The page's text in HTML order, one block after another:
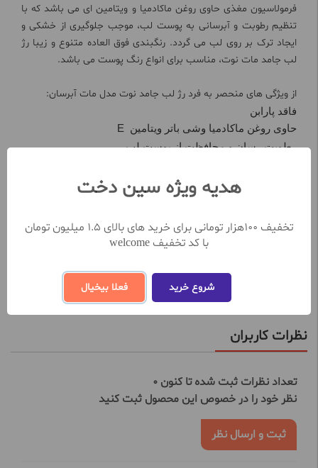
فرمولاسیون مغذی حاوی روغن ماکادمیا و ویتامین ای می باشد که با
تنظیم رطوبت و آبرسانی به پوست لب، موجب جلوگیری از خشکی و
ایجاد ترک بر روی لب می گردد. رنگبندی فوق العاده متنوع و زیبا رژ
لب جامد مات نوت، مناسب برای انواع رنگ پوست می باشد.
از ویژگی های منحصر به فرد رژ لب جامد نوت مدل مات آبرسان:
فاقد پارابن
حاوی روغن ماکادمیا وشی باتر ویتامین E
رطوبت رسان و محافظت از پوست لب
برجسته کننده خطوط لب
برای داشتن لب های زیبا و برجسته، رژ لب جامد نوت مدل مات
مشاهده بیشتر
نظرات کاربران
تعداد نظرات ثبت شده تا کنون 0
نظر خود را در خصوص این محصول ثبت کنید
ثبت و ارسال نظر
هدیه ویژه سین دخت
تخفیف 100هزار تومانی برای خرید های بالای 1.5 میلیون تومان
با کد تخفیف welcome
شروع خرید فعلا بیخیال